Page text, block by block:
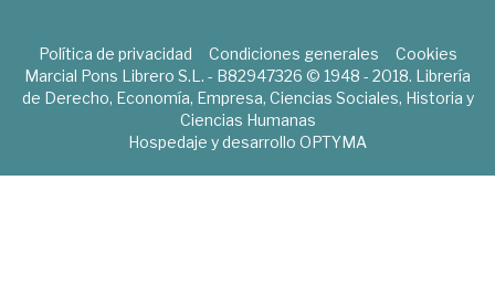
Política de privacidad Condiciones generales
Cookies
Marcial Pons Librero S.L. - B82947326 © 1948 - 2018. Librería
de Derecho, Economía, Empresa, Ciencias Sociales, Historia y
Ciencias Humanas
Hospedaje y desarrollo OPTYMA